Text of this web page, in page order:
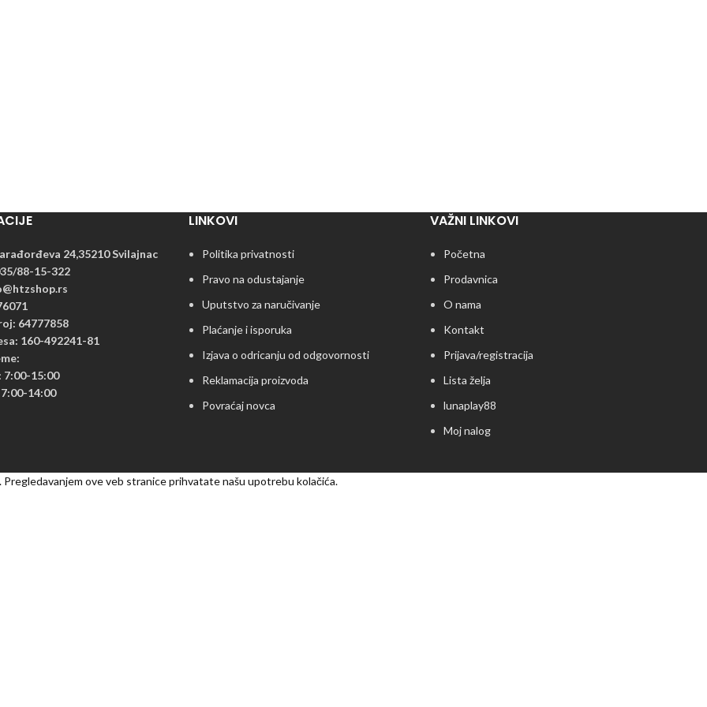
24,35210 Svilajnac
88-15-322
64777858
160-492241-81
7:00-15:00
14:00
LINKOVI
Politika privatnosti
Pravo na odustajanje
Uputstvo za naručivanje
Plaćanje i isporuka
Izjava o odricanju od odgovornosti
Reklamacija proizvoda
Povraćaj novca
VAŽNI LINKOVI
Početna
Prodavnica
O nama
Kontakt
Prijava/registracija
Lista želja
lunaplay88
Moj nalog
ove veb stranice prihvatate našu upotrebu kolačića.